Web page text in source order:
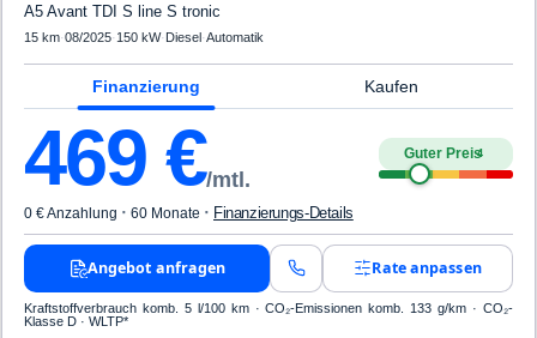
A5 Avant TDI S line S tronic
15 km·08/2025· 150 kW· Diesel·Automatik
Finanzierung Kaufen
469 €/mtl.
Guter Preis4
0 € Anzahlung · 60 Monate · Finanzierungs-Details
Angebot anfragen Rate anpassen
Kraftstoffverbrauch komb. 5 l/100 km · CO₂-Emissionen komb. 133 g/km · CO₂-
Klasse D · WLTP*